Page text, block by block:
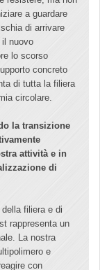
a guardare
di arrivare
il nuovo
lo scorso
concreto
di tutta la filiera
circolare.
la transizione
attività e in
di
filiera e di
rappresenta un
La nostra
e
con